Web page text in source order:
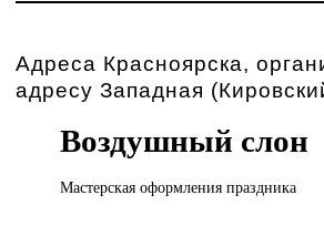
Адреса Красноярска,
адресу Западная
Воздушный слон
Мастерская оформленияпраздника